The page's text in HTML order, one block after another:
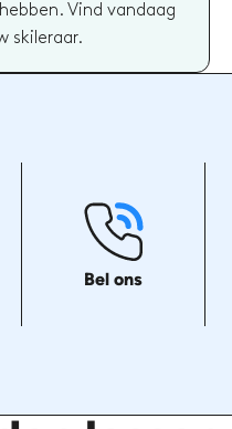
Vind vandaag
skileraar.
Bel ons